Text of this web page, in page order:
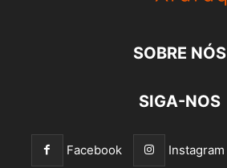
SOBRE NÓS
SIGA-NOS
Facebook Instagram